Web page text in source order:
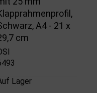
A4 - 21 x
cm
Lager